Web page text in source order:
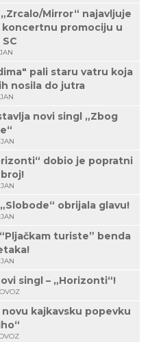
Mirror“ najavljuje
koncertnu promociju u
pali staru vatru koja
nosila do jutra
novi singl „Zbog
dobio je popratni
obrijala glavu!
turiste” benda
singl – „Horizonti“!
kajkavsku popevku